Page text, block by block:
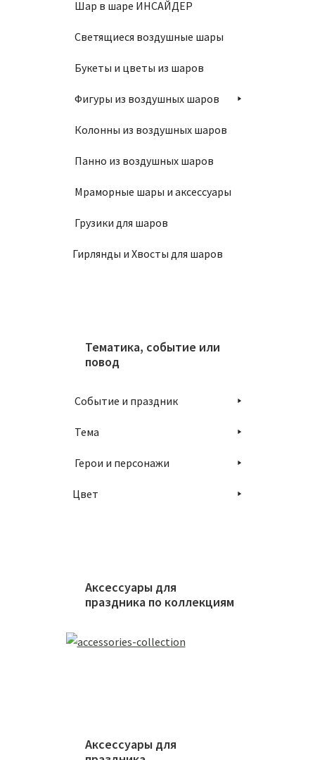
Шар в шаре ИНСАЙДЕР
Светящиеся воздушные шары
Букеты и цветы из шаров
Фигуры из воздушных шаров
Колонны из воздушных шаров
Панно из воздушных шаров
Мраморные шары и аксессуары
Грузики для шаров
Гирлянды и Хвосты для шаров
Тематика, событие или
повод
Событие и праздник
Тема
Герои и персонажи
Цвет
Аксессуары для
праздника по коллекциям
Аксессуары для